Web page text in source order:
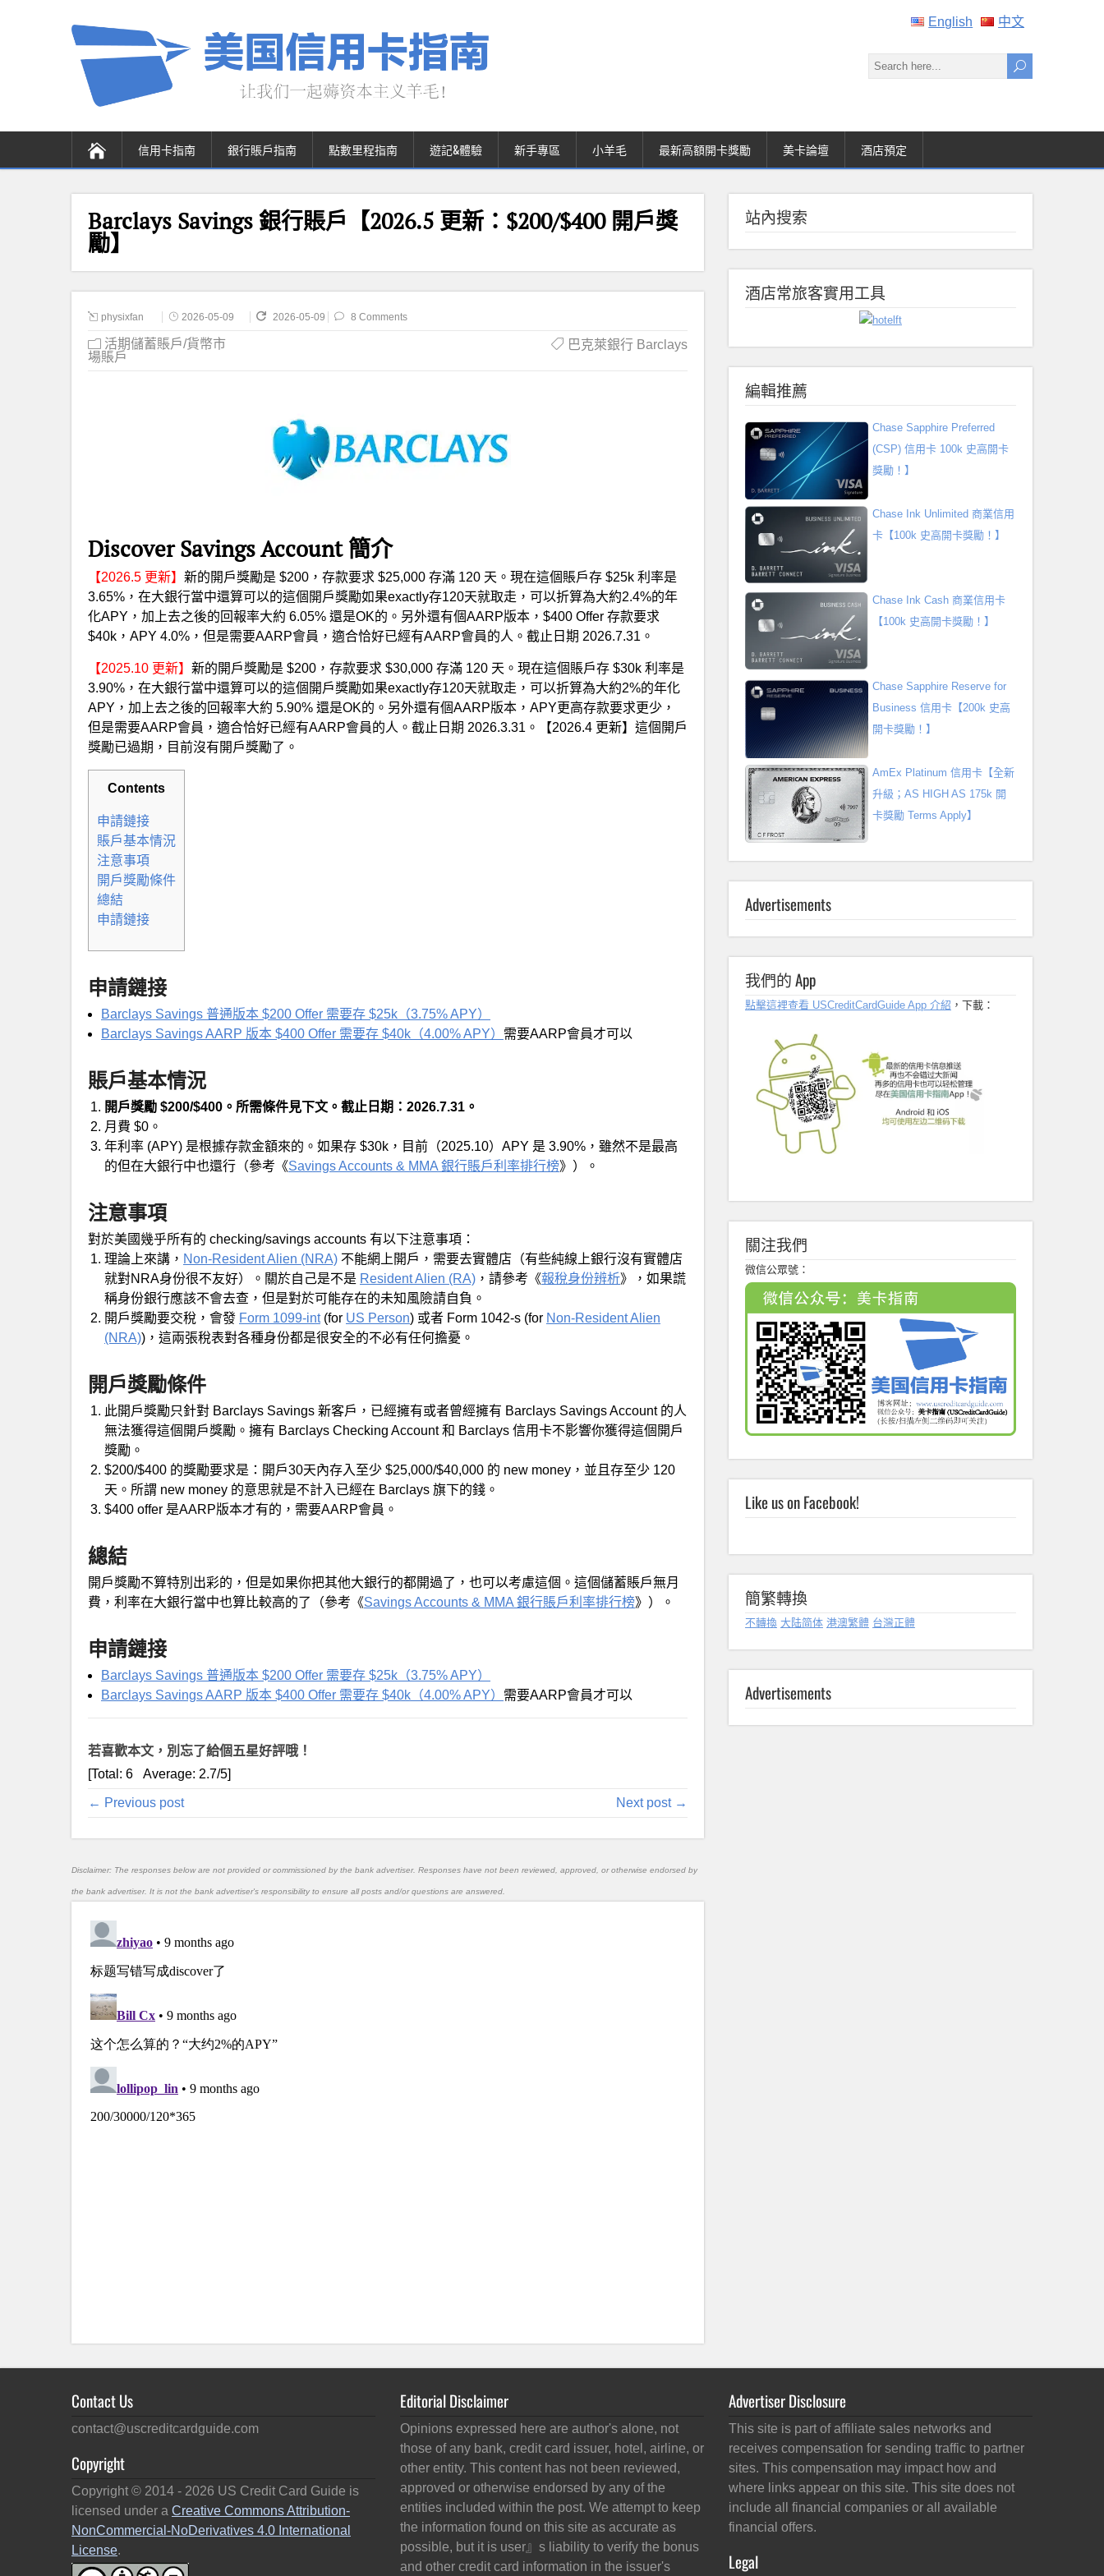
English 中文
信用卡指南 銀行賬戶指南 點數里程指南 遊記&體驗 新手專區 小羊毛 最新高額開卡獎勵 美卡論壇 酒店預定
Barclays Savings 銀行賬戶【2026.5 更新：$200/$400 開戶獎
勵】
physixfan 2026-05-09 2026-05-09 8 Comments
活期儲蓄賬戶/貨幣市
場賬戶
巴克萊銀行 Barclays
Discover Savings Account 簡介
【2026.5 更新】 新的開戶獎勵是 $200，存款要求 $25,000 存滿 120 天。現在這個賬戶存 $25k 利率是
3.65%，在大銀行當中還算可以的這個開戶獎勵如果exactly存120天就取走，可以折算為大約2.4%的年
化APY，加上去之後的回報率大約 6.05% 還是OK的。另外還有個AARP版本，$400 Offer 存款要求
$40k，APY 4.0%，但是需要AARP會員，適合恰好已經有AARP會員的人。截止日期 2026.7.31。
【2025.10 更新】 新的開戶獎勵是 $200，存款要求 $30,000 存滿 120 天。現在這個賬戶存 $30k 利率是
3.90%，在大銀行當中還算可以的這個開戶獎勵如果exactly存120天就取走，可以折算為大約2%的年化
APY，加上去之後的回報率大約 5.90% 還是OK的。另外還有個AARP版本，APY更高存款要求更少，
但是需要AARP會員，適合恰好已經有AARP會員的人。截止日期 2026.3.31。【2026.4 更新】這個開戶
獎勵已過期，目前沒有開戶獎勵了。
Contents
申請鏈接
賬戶基本情況
注意事項
開戶獎勵條件
總結
申請鏈接
申請鏈接
Barclays Savings 普通版本 $200 Offer 需要存 $25k（3.75% APY）
Barclays Savings AARP 版本 $400 Offer 需要存 $40k（4.00% APY） 需要AARP會員才可以
賬戶基本情況
開戶獎勵 $200/$400。 所需條件見下文。截止日期：2026.7.31。
月費 $0。
年利率 (APY) 是根據存款金額來的。如果存 $30k，目前（2025.10）APY 是 3.90%，雖然不是最高
的但在大銀行中也還行（參考《Savings Accounts & MMA 銀行賬戶利率排行榜》）。
注意事項
對於美國幾乎所有的 checking/savings accounts 有以下注意事項：
理論上來講， Non-Resident Alien (NRA) 不能網上開戶，需要去實體店（有些純線上銀行沒有實體店
就對NRA身份很不友好）。關於自己是不是 Resident Alien (RA) ，請參考《報稅身份辨析》，如果謊
稱身份銀行應該不會去查，但是對於可能存在的未知風險請自負。
開戶獎勵要交稅，會發 Form 1099-int(for US Person) 或者 Form 1042-s (for Non-Resident Alien
(NRA))，這兩張稅表對各種身份都是很安全的不必有任何擔憂。
開戶獎勵條件
此開戶獎勵只針對 Barclays Savings 新客戶，已經擁有或者曾經擁有 Barclays Savings Account 的人
無法獲得這個開戶獎勵。擁有 Barclays Checking Account 和 Barclays 信用卡不影響你獲得這個開戶
獎勵。
$200/$400 的獎勵要求是：開戶30天內存入至少 $25,000/$40,000 的 new money，並且存至少 120
天。所謂 new money 的意思就是不計入已經在 Barclays 旗下的錢。
$400 offer 是AARP版本才有的，需要AARP會員。
總結
開戶獎勵不算特別出彩的，但是如果你把其他大銀行的都開過了，也可以考慮這個。這個儲蓄賬戶無月
費，利率在大銀行當中也算比較高的了（參考《Savings Accounts & MMA 銀行賬戶利率排行榜》）。
申請鏈接
Barclays Savings 普通版本 $200 Offer 需要存 $25k（3.75% APY）
Barclays Savings AARP 版本 $400 Offer 需要存 $40k（4.00% APY） 需要AARP會員才可以
若喜歡本文，別忘了給個五星好評哦！
[Total: 6 Average: 2.7/5]
← Previous post Next post →
Disclaimer: The responses below are not provided or commissioned by the bank advertiser. Responses have not been reviewed, approved, or otherwise endorsed by
the bank advertiser. It is not the bank advertiser's responsibility to ensure all posts and/or questions are answered.
站內搜索
酒店常旅客實用工具
編輯推薦
Chase Sapphire Preferred
(CSP) 信用卡 100k 史高開卡
獎勵！】
Chase Ink Unlimited 商業信用
卡【100k 史高開卡獎勵！】
Chase Ink Cash 商業信用卡
【100k 史高開卡獎勵！】
Chase Sapphire Reserve for
Business 信用卡【200k 史高
開卡獎勵！】
AmEx Platinum 信用卡【全新
升級；AS HIGH AS 175k 開
卡獎勵 Terms Apply】
Advertisements
我們的 App
點擊這裡查看 USCreditCardGuide App 介紹 ，下載：
關注我們
微信公眾號：
Like us on Facebook!
簡繁轉換
不轉換 大陆简体 港澳繁體 台灣正體
Advertisements
Contact Us
contact@uscreditcardguide.com
Copyright
Copyright © 2014 - 2026 US Credit Card Guide is
licensed under a Creative Commons Attribution-
NonCommercial-NoDerivatives 4.0 International
License.
Editorial Disclaimer
Opinions expressed here are author's alone, not
those of any bank, credit card issuer, hotel, airline, or
other entity. This content has not been reviewed,
approved or otherwise endorsed by any of the
entities included within the post. We attempt to keep
the information found on this site as accurate as
possible, but it is user』s liability to verify the bonus
and other credit card information in the issuer's
Advertiser Disclosure
This site is part of affiliate sales networks and
receives compensation for sending traffic to partner
sites. This compensation may impact how and
where links appear on this site. This site does not
include all financial companies or all available
financial offers.
Legal